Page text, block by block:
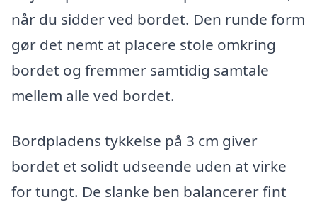
når du sidder ved bordet. Den runde form
gør det nemt at placere stole omkring
bordet og fremmer samtidig samtale
mellem alle ved bordet.
Bordpladens tykkelse på 3 cm giver
bordet et solidt udseende uden at virke
for tungt. De slanke ben balancerer fint